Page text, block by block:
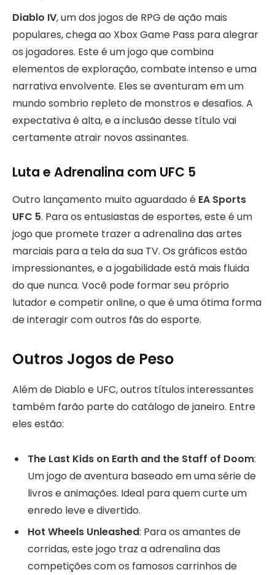
Diablo IV, um dos jogos de RPG de ação mais
populares, chega ao Xbox Game Pass para alegrar
os jogadores. Este é um jogo que combina
elementos de exploração, combate intenso e uma
narrativa envolvente. Eles se aventuram em um
mundo sombrio repleto de monstros e desafios. A
expectativa é alta, e a inclusão desse título vai
certamente atrair novos assinantes.
Luta e Adrenalina com UFC 5
Outro lançamento muito aguardado é EA Sports
UFC 5. Para os entusiastas de esportes, este é um
jogo que promete trazer a adrenalina das artes
marciais para a tela da sua TV. Os gráficos estão
impressionantes, e a jogabilidade está mais fluida
do que nunca. Você pode formar seu próprio
lutador e competir online, o que é uma ótima forma
de interagir com outros fãs do esporte.
Outros Jogos de Peso
Além de Diablo e UFC, outros títulos interessantes
também farão parte do catálogo de janeiro. Entre
eles estão:
The Last Kids on Earth and the Staff of Doom:
Um jogo de aventura baseado em uma série de
livros e animações. Ideal para quem curte um
enredo leve e divertido.
Hot Wheels Unleashed: Para os amantes de
corridas, este jogo traz a adrenalina das
competições com os famosos carrinhos de